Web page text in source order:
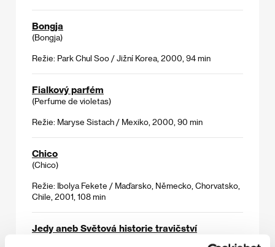
Bongja
(Bongja)
Režie: Park Chul Soo / Jižní Korea, 2000, 94 min
Fialkový parfém
(Perfume de violetas)
Režie: Maryse Sistach / Mexiko, 2000, 90 min
Chico
(Chico)
Režie: Ibolya Fekete / Maďarsko, Německo, Chorvatsko,
Chile, 2001, 108 min
Jedy aneb Světová historie travičství